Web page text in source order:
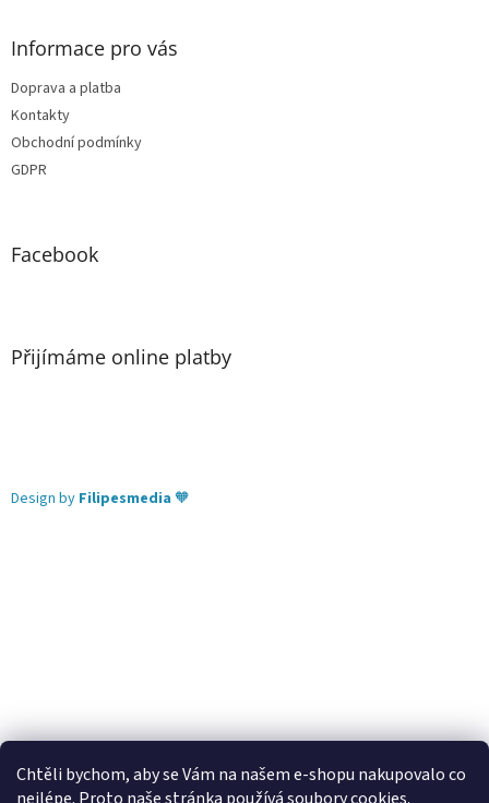
Chtěli bychom, aby se Vám na našem e-shopu nakupovalo co
Informace pro vás
Doprava a platba
Kontakty
Obchodní podmínky
GDPR
Facebook
Přijímáme online platby
Design by Filipesmedia 🧡